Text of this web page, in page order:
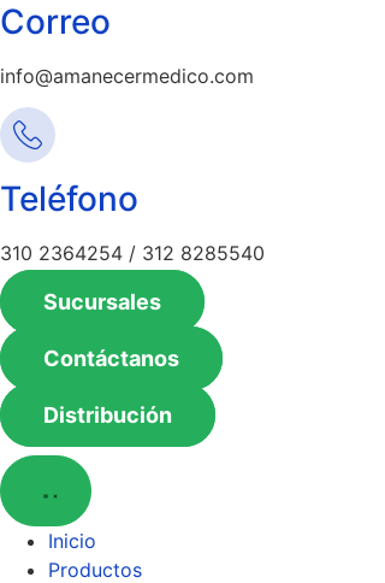
Correo
info@amanecermedico.com
Teléfono
310 2364254 / 312 8285540
Sucursales
Contáctanos
Distribución
Inicio
Productos